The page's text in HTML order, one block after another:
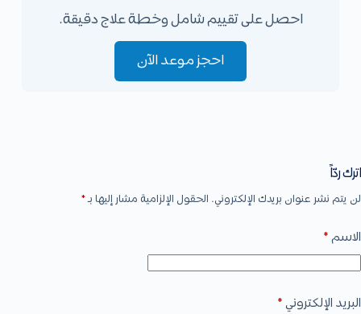
احصل على تقييم شامل وخطة علاج دقيقة.
احجز موعد الآن
اترك ردّاً
لن يتم نشر عنوان بريدك الإلكتروني. الحقول الإلزامية مشار إليها بـ*
الاسم*
البريد الإلكتروني*